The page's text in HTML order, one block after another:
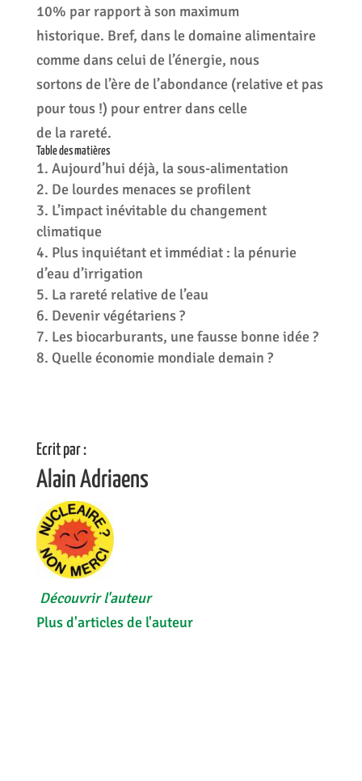
10% par rapport à son maximum
historique. Bref, dans le domaine alimentaire
comme dans celui de l’énergie, nous
sortons de l’ère de l’abondance (relative et pas
pour tous !) pour entrer dans celle
de la rareté.
Table des matières
Aujourd’hui déjà, la sous-alimentation
De lourdes menaces se profilent
L’impact inévitable du changement
climatique
Plus inquiétant et immédiat : la pénurie
d’eau d’irrigation
La rareté relative de l’eau
Devenir végétariens ?
Les biocarburants, une fausse bonne idée ?
Quelle économie mondiale demain ?
Ecrit par :
Alain Adriaens
Découvrir l'auteur
Plus d'articles de l'auteur